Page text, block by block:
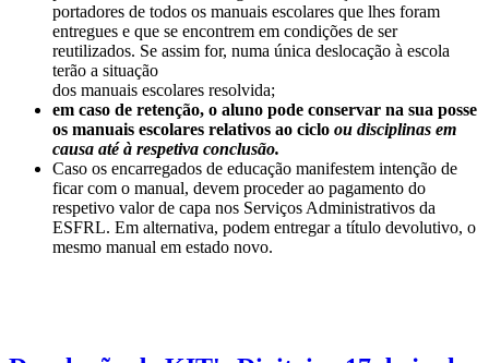
portadores de todos os manuais escolares que lhes foram
entregues e que se encontrem em condições de ser
reutilizados. Se assim for, numa única deslocação à escola
terão a situação
dos manuais escolares resolvida;
em caso de retenção, o aluno pode conservar na sua posse
os manuais escolares relativos ao ciclo ou disciplinas em
causa até à respetiva conclusão.
Caso os encarregados de educação manifestem intenção de
ficar com o manual, devem proceder ao pagamento do
respetivo valor de capa nos Serviços Administrativos da
ESFRL. Em alternativa, podem entregar a título devolutivo, o
mesmo manual em estado novo.